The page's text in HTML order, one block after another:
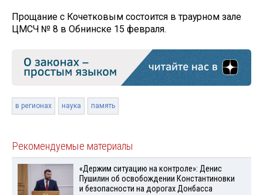
Прощание с Кочетковым состоится в траурном зале
ЦМСЧ № 8 в Обнинске 15 февраля.
в регионах наука память
Рекомендуемые материалы
«Держим ситуацию на контроле»: Денис
Пушилин об освобождении Константиновки
и безопасности на дорогах Донбасса